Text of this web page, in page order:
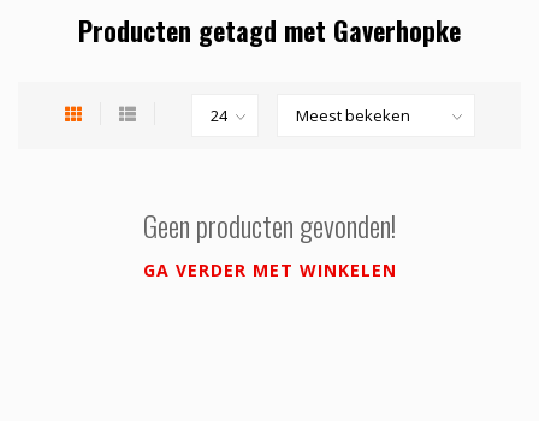
Producten getagd met Gaverhopke
Geen producten gevonden!
GA VERDER MET WINKELEN